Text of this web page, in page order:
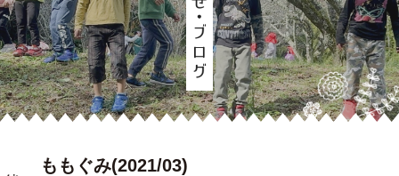
ももぐみ(2021/03)